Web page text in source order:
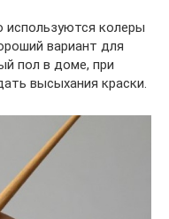
используются колеры
вариант для
пол в доме, при
высыхания краски.